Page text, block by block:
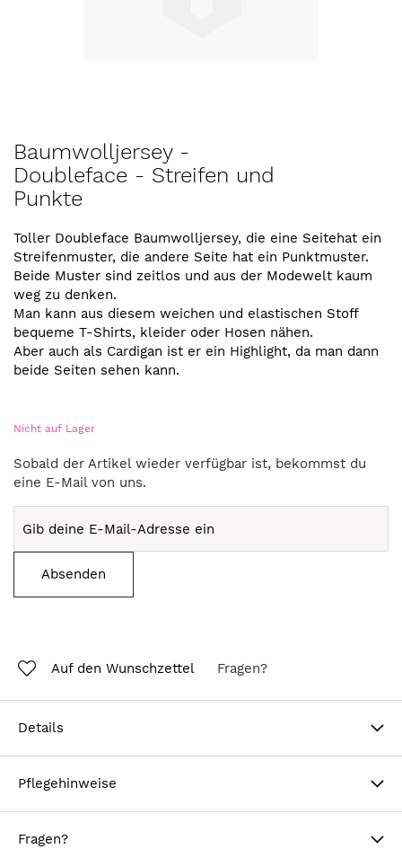
Anfang
der
Bildergalerie
Baumwolljersey -
Doubleface - Streifen und
Punkte
Toller Doubleface Baumwolljersey, die eine Seitehat ein
Streifenmuster, die andere Seite hat ein Punktmuster.
Beide Muster sind zeitlos und aus der Modewelt kaum
weg zu denken.
Man kann aus diesem weichen und elastischen Stoff
bequeme T-Shirts, kleider oder Hosen nähen.
Aber auch als Cardigan ist er ein Highlight, da man dann
beide Seiten sehen kann.
Nicht auf Lager
Sobald der Artikel wieder verfügbar ist, bekommst du
eine E-Mail von uns.
Absenden
Auf den Wunschzettel Fragen?
Details
Pflegehinweise
Fragen?